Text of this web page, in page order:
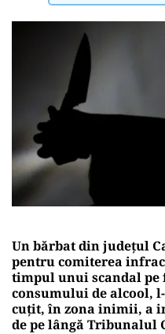
Un bărbat din judeţul
pentru comiterea
timpul unui scandal pe
consumului de alcool,
cuţit, în zona inimii, a
de pe lângă Tribunalul